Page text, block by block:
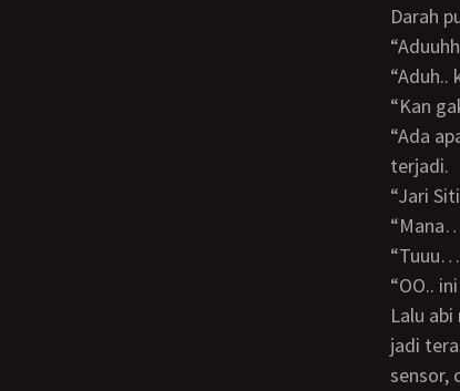
Darah
“Kan
“Ada apa ini ribut-ribut” Tiba-tiba abi muncul di dapur memerika apa yang sedang
terjadi.
“Jari
Lalu abi menghisap ujung jari telunjukku membuatku langsung deg-degan dan pipiku
jadi
sensor,